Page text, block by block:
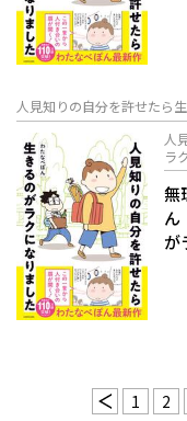
人見知りの自分を許せたら
人
ラ
無
ん
が
1 2